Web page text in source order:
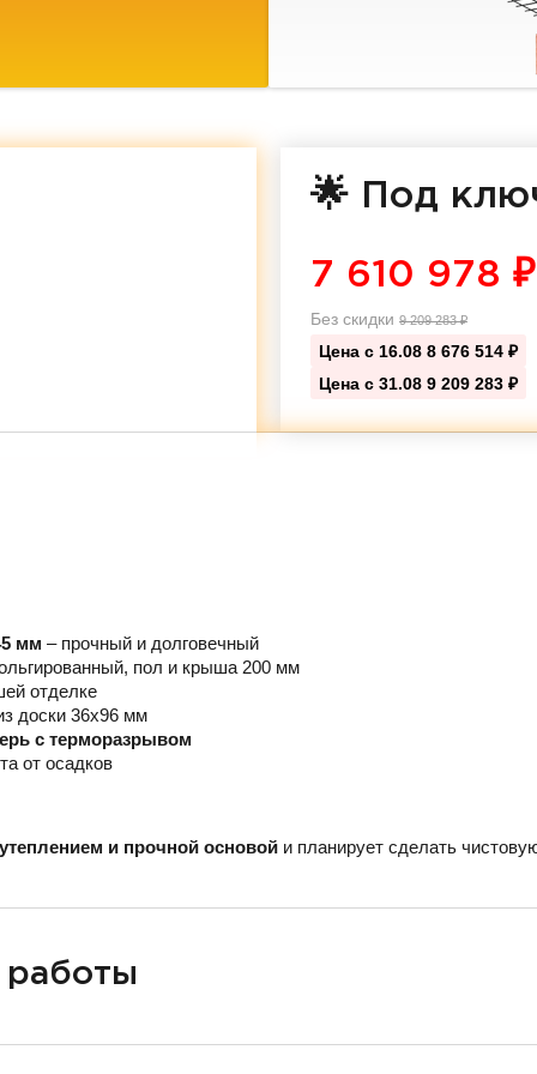
🌟 Под
7 610 978 ₽
Без скидки 9 209 283₽
Цена с 16.08 8 676 514 ₽
Цена с 31.08 9 209 283 ₽
мм – прочный и долговечный
пол и крыша 200 мм
отделке
доски 36х96 мм
с терморазрывом
от осадков
и прочной основой и планирует сделать
работы